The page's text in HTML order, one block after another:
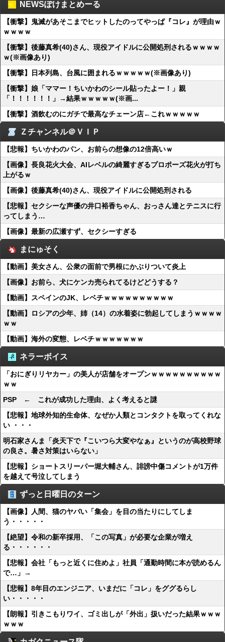
NEWSぽけまとめーる
【衝撃】鬼滅があそこまでヒットしたのってやっぱ『コレ』が理由ｗ
ｗｗｗｗ
【衝撃】後藤真希(40)さん、現役アイドルに公開処刑されるｗｗｗｗ
ｗ(※画像あり)
【衝撃】日本列島、台風に囲まれるｗｗｗｗｗ(※画像あり)
【衝撃】娘「ママー！ちいかわのシール貼ったよー！」親
「！！！！！！」→結果ｗｗｗｗｗ(※画...
【衝撃】酒飲むのにガチで最高なチェーン店←これｗｗｗｗｗ
Ｚチャンネル＠ＶＩＰ
【悲報】ちいかわのパン、お前らの想像の12倍高いｗ
【画像】長良花火大会、AIレベルの綺麗すぎるプロポーズ花火が打ち
上がるｗ
【画像】後藤真希(40)さん、現役アイドルに公開処刑される
【悲報】セクシーな声優の井口裕香ちゃん、おっさん達とテニスに行
ってしまう…
【画像】最新の広瀬すず、セクシーすぎる
まにゅそく
【動画】美女さん、公衆の面前で男根にかぶりついて炎上
【画像】お前ら、犬にケンカ売られてるけどどうする？
【動画】スペインのJK、レベチｗｗｗｗｗｗｗｗｗｗ
【動画】ロシアの少年、姉（14）の水着姿に勃起してしまうｗｗｗｗ
ｗｗ
【動画】海外の変態、レベチｗｗｗｗｗｗｗ
ネラーボイス
「おにぎりリヤカー」の美人が店舗をオープンｗｗｗｗｗｗｗｗｗｗ
ｗｗ
PSP ← これが成功した理由、よく考えると謎
【悲報】地球外知的生命体、なぜか人類とコンタクトを取ってくれな
い ・・・
明石家さんま「炎天下で『こいつら大変やなぁ』というのが高校野球
の良さ。暑さ対策はいらない」
【悲報】ショートスリーパー堀大輔さん、誹謗中傷コメントが1万件
を越えて号泣してしまう
ずっと日曜日のターン
【画像】人間、猫のヤバい「集会」を目の当たりにしてしま
う・・・・・
【絶望】令和の新卒採用、「この写真」が必要な企業が増え
る・・・・・・
【悲報】会社「もっと近くに住めよ」社員「通勤時間に本が読めるん
で…」→
【悲報】8年目のエンジニア、いまだに「コレ」をググるらし
い・・・・・
【朗報】引きこもりワイ、ゴミ出しが「外出」扱いだった結果ｗｗｗ
ｗｗｗ